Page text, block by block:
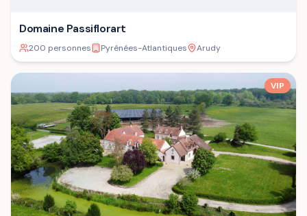
Domaine Passiflorart
200 personnes Pyrénées-Atlantiques Arudy
VIP